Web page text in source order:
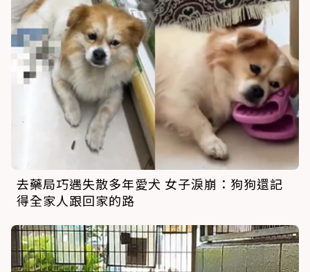
去藥局巧遇失散多年愛犬 女子淚崩：狗狗還記
得全家人跟回家的路